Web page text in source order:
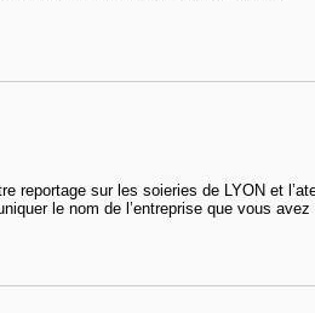
reportage sur les soieries de LYON et
le nom de l’entreprise que vous